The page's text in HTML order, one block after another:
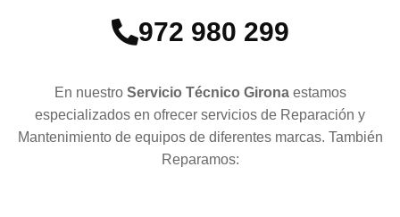
972 980 299
En nuestro Servicio Técnico Gironaestamos
especializados en ofrecer servicios de Reparación y
Mantenimiento de equipos de diferentes marcas. También
Reparamos: